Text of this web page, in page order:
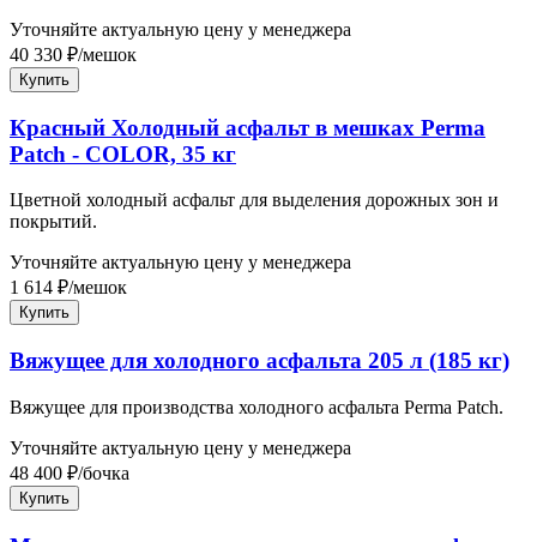
Уточняйте актуальную цену у менеджера
40 330 ₽/мешок
Купить
Красный Холодный асфальт в мешках Perma
Patch - COLOR, 35 кг
Цветной холодный асфальт для выделения дорожных зон и
покрытий.
Уточняйте актуальную цену у менеджера
1 614 ₽/мешок
Купить
Вяжущее для холодного асфальта 205 л (185 кг)
Вяжущее для производства холодного асфальта Perma Patch.
Уточняйте актуальную цену у менеджера
48 400 ₽/бочка
Купить